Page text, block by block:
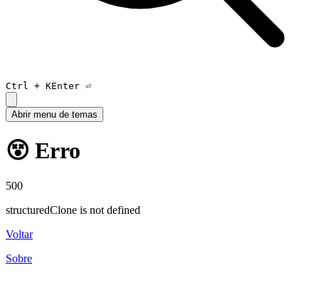
Ctrl + KEnter ⏎
Abrir menu de temas
😵 Erro
500
structuredClone is not defined
Voltar
Sobre